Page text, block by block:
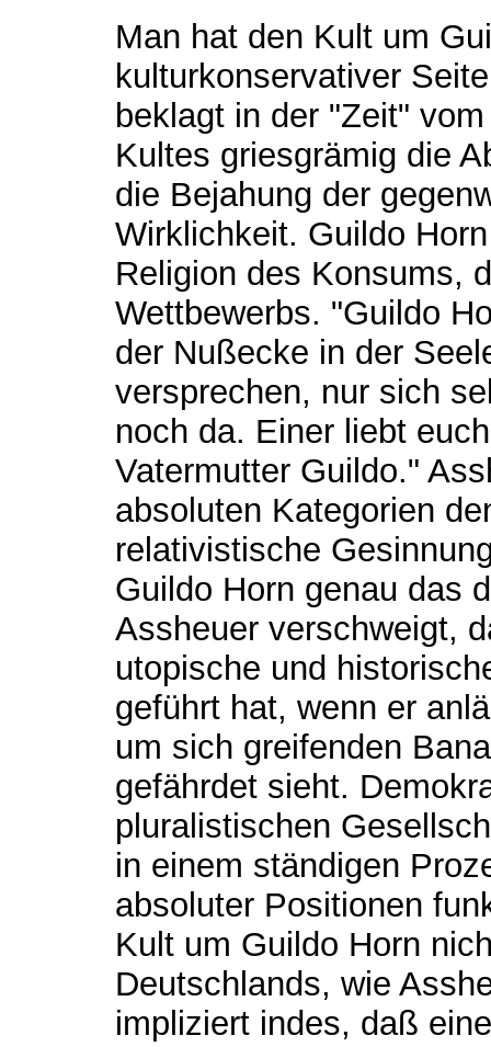
Man hat den Kult um
kulturkonservativer
beklagt in der "Zeit"
Kultes griesgrämig die
die Bejahung der
Wirklichkeit. Guildo
Religion des Konsums,
Wettbewerbs. "Guildo
der Nußecke in der
versprechen, nur sich
noch da. Einer liebt
Vatermutter Guildo."
absoluten Kategorien
relativistische
Guildo Horn genau das
Assheuer verschweigt,
utopische und
geführt hat, wenn er
um sich greifenden
gefährdet sieht.
pluralistischen
in einem ständigen
absoluter Positionen
Kult um Guildo Horn
Deutschlands, wie
impliziert indes, daß